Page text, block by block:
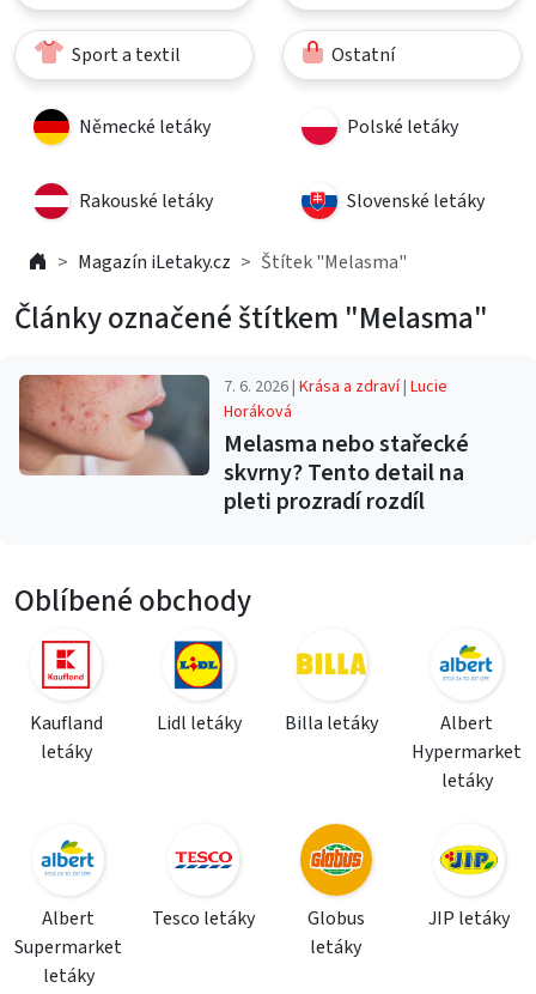
Sport a textil Ostatní
Německé letáky Polské letáky
Rakouské letáky Slovenské letáky
Magazín iLetaky.cz Štítek "Melasma"
Články označené štítkem "Melasma"
7. 6. 2026 |Krása a zdraví|Lucie
Horáková
Melasma nebo stařecké
skvrny? Tento detail na
pleti prozradí rozdíl
Oblíbené obchody
Kaufland
letáky
Lidl letáky Billa letáky
Albert
Hypermarket
letáky
Albert
Supermarket
letáky
Tesco letáky
Globus
letáky
JIP letáky